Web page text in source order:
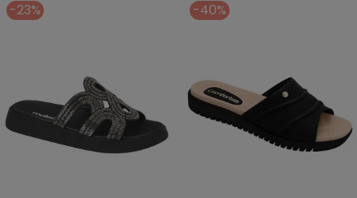
-23% -40%